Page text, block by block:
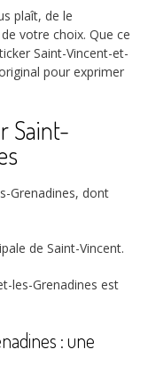
plaît, de le
votre choix. Que ce
Saint-Vincent-et-
pour exprimer
Saint-
Grenadines, dont
de Saint-Vincent.
les-Grenadines est
: une